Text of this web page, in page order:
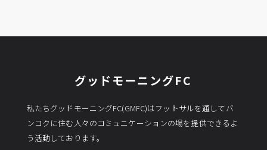
事
グッドモーニングFC
私たちグッドモーニングFC(GMFC)はフットサルを通してバ
ンコクに住む人々のコミュニケーションの場を提供できるよ
う活動しております。